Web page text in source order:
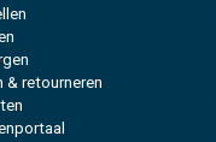
& retourneren